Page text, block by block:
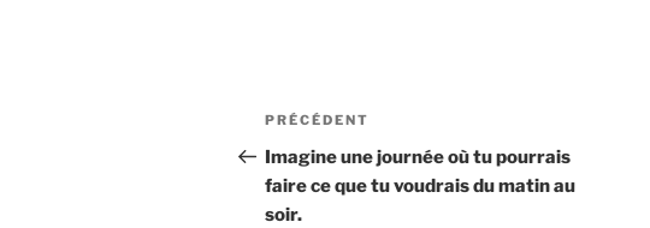
Navigation
de
l’article
Article
précédent
PRÉCÉDENT
Imagine une journée où tu pourrais
faire ce que tu voudrais du matin au
soir.